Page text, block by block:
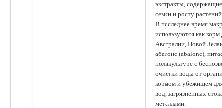
экстракты,
семян и росту
В последнее время
используются как
Австралии, Новой
абалоне (abalone),
поликультуре с
очистки воды от
кормом и убежищем
вод, загрязненных
металлами.